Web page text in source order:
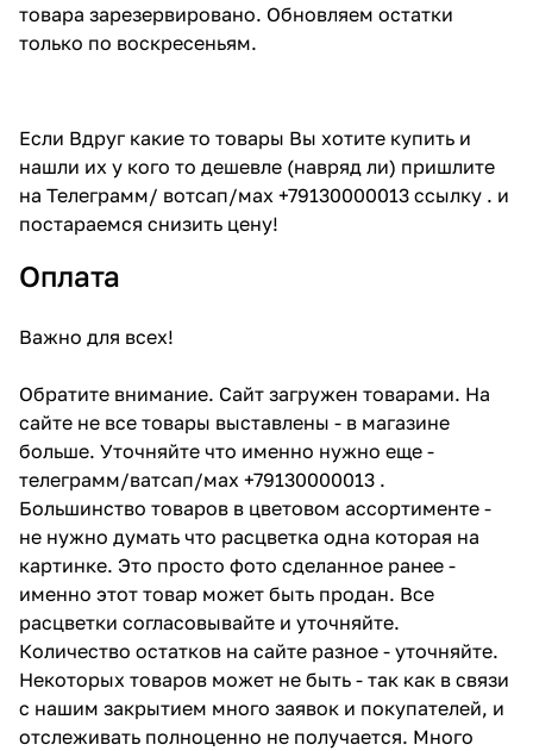
товара зарезервировано. Обновляем остатки
только по воскресеньям.
Если Вдруг какие то товары Вы хотите купить и
нашли их у кого то дешевле (навряд ли) пришлите
на Телеграмм/ вотсап/мах +79130000013 ссылку . и
постараемся снизить цену!
Оплата
Важно для всех!
Обратите внимание. Сайт загружен товарами. На
сайте не все товары выставлены - в магазине
больше. Уточняйте что именно нужно еще -
телеграмм/ватсап/мах +79130000013 .
Большинство товаров в цветовом ассортименте -
не нужно думать что расцветка одна которая на
картинке. Это просто фото сделанное ранее -
именно этот товар может быть продан. Все
расцветки согласовывайте и уточняйте.
Количество остатков на сайте разное - уточняйте.
Некоторых товаров может не быть - так как в связи
с нашим закрытием много заявок и покупателей, и
отслеживать полноценно не получается. Много